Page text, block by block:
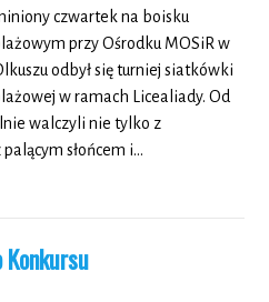
czwartek na boisku
przy Ośrodku MOSiR w
odbył się turniej siatkówki
w ramach Licealiady. Od
walczyli nie tylko z
słońcem i…